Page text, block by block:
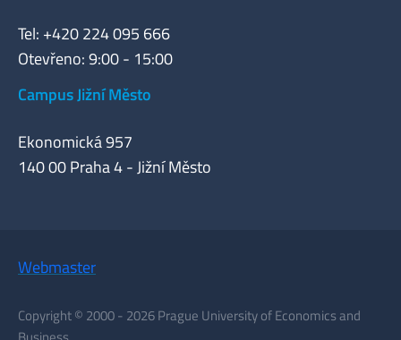
Tel: +420 224 095 666
Otevřeno: 9:00 - 15:00
Campus Jižní Město
Ekonomická 957
140 00 Praha 4 - Jižní Město
Webmaster
Copyright © 2000 - 2026 Prague University of Economics and